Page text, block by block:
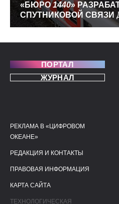
«БЮРО1440»
СПУТНИКОВОЙ СВЯЗИ
ПОРТАЛ
ЖУРНАЛ
ПОЛЕЗНЫЕ ССЫЛКИ
РЕКЛАМА В «ЦИФРОВОМ
ОКЕАНЕ»
РЕДАКЦИЯ И КОНТАКТЫ
ПРАВОВАЯ ИНФОРМАЦИЯ
КАРТА САЙТА
ТЕХНОЛОГИЧЕСКАЯ